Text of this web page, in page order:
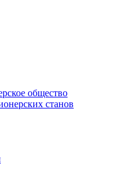
общество
станов